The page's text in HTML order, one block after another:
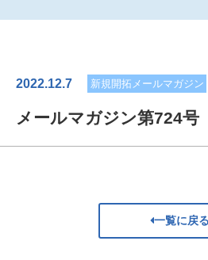
2022.12.7 新規開拓メールマガジン
メールマガジン第724
一覧に戻る